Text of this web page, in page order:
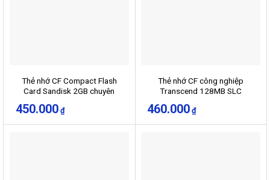
Thẻ nhớ CF Compact Flash
Card Sandisk 2GB chuyên
450.000 ₫
Thẻ nhớ CF công nghiệp
Transcend 128MB SLC
460.000 ₫